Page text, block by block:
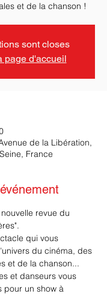
et de la chanson !
sont closes
page d'accueil
de la Libération,
France
revue du
qui vous
du cinéma, des
et de la chanson...
et danseurs vous
pour un show à